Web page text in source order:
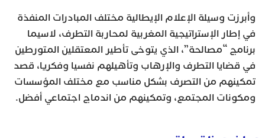
وأبرزت وسيلة الإعلام الإيطالية مختلف المبادرات المنفذة
في إطار الإستراتيجية المغربية لمحاربة التطرف، لاسيما
برنامج “مصالحة”، الذي يتوخى تأطير المعتقلين المتورطين
في قضايا التطرف والإرهاب وتأهيلهم نفسيا وفكريا، قصد
تمكينهم من التصرف بشكل مناسب مع مختلف المؤسسات
ومكونات المجتمع، وتمكينهم من اندماج اجتماعي أفضل.